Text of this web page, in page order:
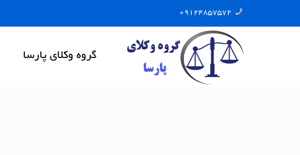
09124857572
گروه وکلای پارسا